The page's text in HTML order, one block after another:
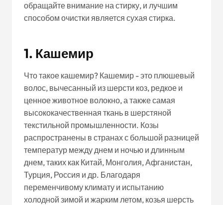
обращайте внимание на стирку, и лучшим
способом очистки является сухая стирка.
1. Кашемир
Что такое кашемир? Кашемир - это плюшевый
волос, вычесанный из шерсти коз, редкое и
ценное животное волокно, а также самая
высококачественная ткань в шерстяной
текстильной промышленности. Козы
распространены в странах с большой разницей
температур между днем и ночью и длинным
днем, таких как Китай, Монголия, Афганистан,
Турция, Россия и др. Благодаря
переменчивому климату и испытанию
холодной зимой и жарким летом, козья шерсть